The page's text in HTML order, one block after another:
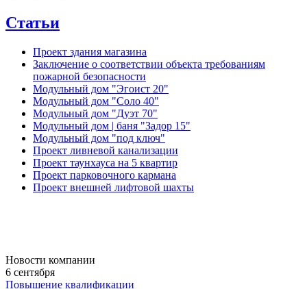
Статьи
Проект здания магазина
Заключение о соответствии объекта требованиям
пожарной безопасности
Модульный дом "Эгоист 20"
Модульный дом "Соло 40"
Модульный дом "Дуэт 70"
Модульный дом | баня "Задор 15"
Модульный дом "под ключ"
Проект ливневой канализации
Проект таунхауса на 5 квартир
Проект парковочного кармана
Проект внешней лифтовой шахты
Новости компании
6 сентября
Повышение квалификации